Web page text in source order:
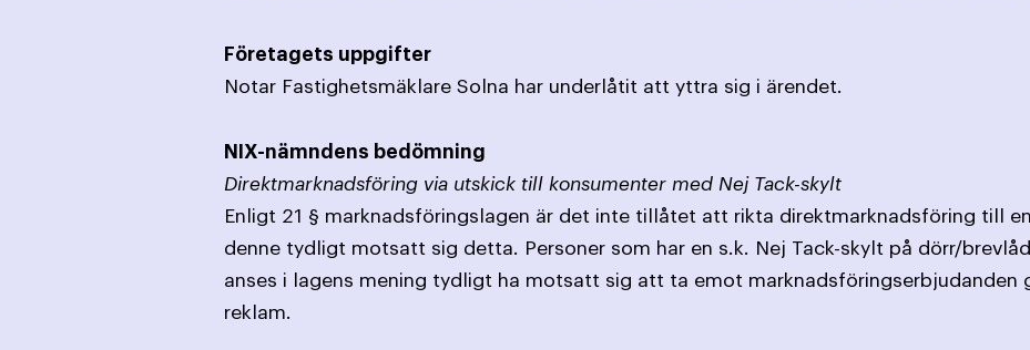
Företagets uppgifter
Notar Fastighetsmäklare Solna har underlåtit att yttra sig i ärendet.
NIX-nämndens bedömning
Direktmarknadsföring via utskick till konsumenter med Nej Tack-skylt
Enligt 21 § marknadsföringslagen är det inte tillåtet att rikta direktmarknadsföring till
denne tydligt motsatt sig detta. Personer som har en s.k. Nej Tack-skylt på dörr/
anses i lagens mening tydligt ha motsatt sig att ta emot marknadsföringserbjudanden
reklam.